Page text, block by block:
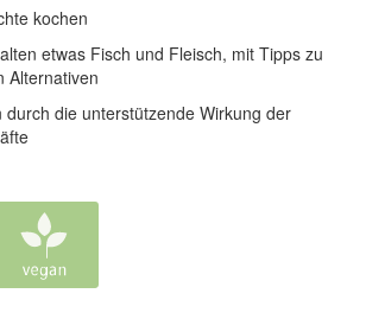
kochen
etwas Fisch und Fleisch, mit Tipps zu
Alternativen
durch die unterstützende Wirkung der